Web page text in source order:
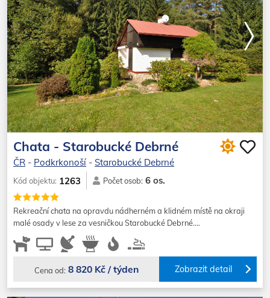
Chata - Starobucké Debrné
ČR - Podkrkonoší - Starobucké Debrné
Kód objektu: 1263 Počet osob: 6 os.
Rekreační chata na opravdu nádherném a klidném místě na okraji
malé osady v lese za vesničkou Starobucké Debrné.…
Cena od: 8 820 Kč / týden Zobrazit detail